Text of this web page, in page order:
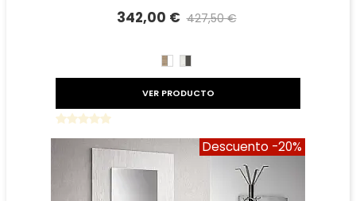
342,00 € 427,50 €
CAMBRIAN/BLANCO
TIBET
VER PRODUCTO
Descuento -20%